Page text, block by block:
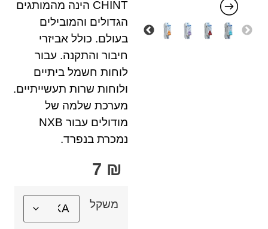
CHINT הינה מהמותגים
הגדולים והמובילים
בעולם. כולל אביזרי
חיבור והתקנה. עבור
לוחות חשמל ביתיים
ולוחות שרות תעשייתיים.
מערכת שלמה של
מודולים עבור NXB
נמכרת בנפרד.
7 ₪
משקל